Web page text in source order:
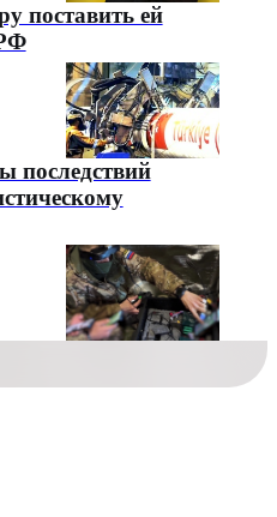
поставить ей
последствий